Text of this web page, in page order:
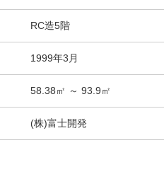
RC造5階
1999年3月
58.38㎡ ～ 93.9㎡
(株)富士開発